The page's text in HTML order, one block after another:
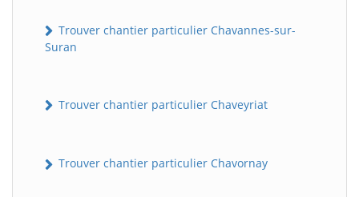
Trouver chantier particulier Chavannes-sur-
Suran
Trouver chantier particulier Chaveyriat
Trouver chantier particulier Chavornay